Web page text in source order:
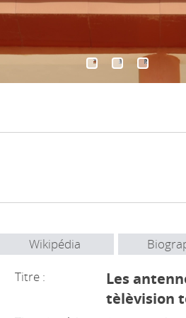
Wikipédia
Titre :
Les
tèlèvision